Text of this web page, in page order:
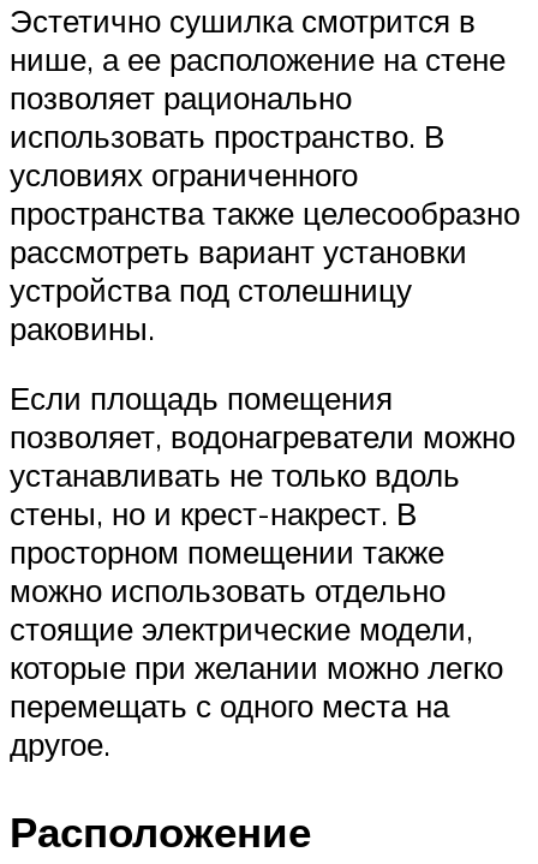
Эстетично сушилка смотрится в
нише, а ее расположение на стене
позволяет рационально
использовать пространство. В
условиях ограниченного
пространства также целесообразно
рассмотреть вариант установки
устройства под столешницу
раковины.
Если площадь помещения
позволяет, водонагреватели можно
устанавливать не только вдоль
стены, но и крест-накрест. В
просторном помещении также
можно использовать отдельно
стоящие электрические модели,
которые при желании можно легко
перемещать с одного места на
другое.
Расположение